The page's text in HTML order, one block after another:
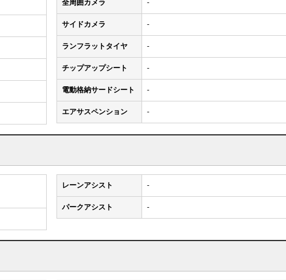
全周囲カメラ -
サイドカメラ -
ランフラットタイヤ -
チップアップシート -
電動格納サードシート -
エアサスペンション -
レーンアシスト -
パークアシスト -